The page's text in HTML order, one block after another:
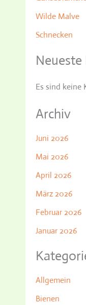
Wilde Malve
Schnecken
Es sind keine
Archiv
Juni 2026
Mai 2026
April 2026
März 2026
Februar 2026
Januar 2026
Allgemein
Bienen